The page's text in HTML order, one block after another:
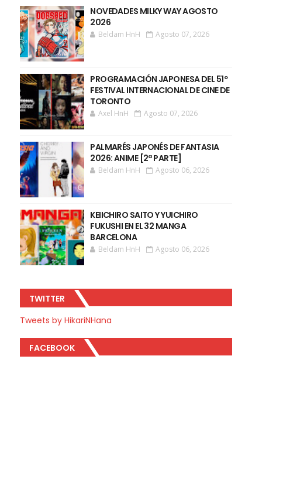
NOVEDADES MILKY WAY AGOSTO
2026
Beldam HnH Agosto 07, 2026
PROGRAMACIÓN JAPONESA DEL 51º
FESTIVAL INTERNACIONAL DE CINE DE
TORONTO
Axel HnH Agosto 07, 2026
PALMARÉS JAPONÉS DE FANTASIA
2026: ANIME [2ª PARTE]
Beldam HnH Agosto 06, 2026
KEIICHIRO SAITO Y YUICHIRO
FUKUSHI EN EL 32 MANGA
BARCELONA
Beldam HnH Agosto 06, 2026
TWITTER
Tweets by HikariNHana
FACEBOOK